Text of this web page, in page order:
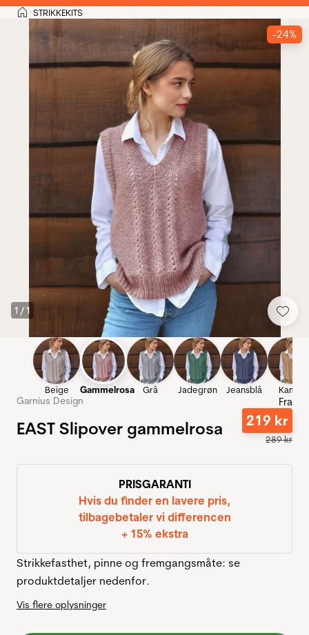
Hjem
>STRIKKEKITS
1 /1
-24%
Beige Gammelrosa Grå Jadegrøn Jeansblå Kamel
Garnius Design
EAST Slipover gammelrosa
Fra
219 kr
289kr
PRISGARANTI
Hvis du finder en lavere pris,
tilbagebetaler vi differencen
+ 15% ekstra
Strikkefasthet, pinne og fremgangsmåte: se
produktdetaljer nedenfor.
Vis flere oplysninger